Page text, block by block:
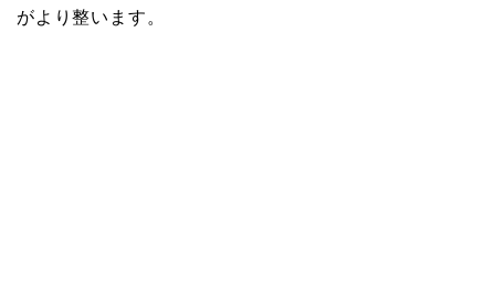
がより整います。